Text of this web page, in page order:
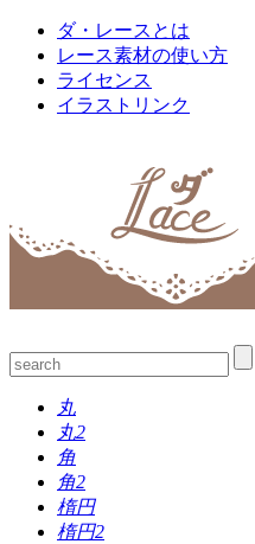
ダ・レースとは
レース素材の使い方
ライセンス
イラストリンク
丸
丸2
角
角2
楕円
楕円2